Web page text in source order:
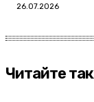
26.07.2026
Читайте